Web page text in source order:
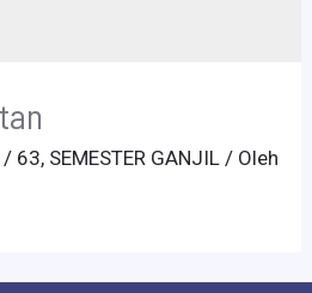
/ 63, SEMESTER GANJIL / Oleh